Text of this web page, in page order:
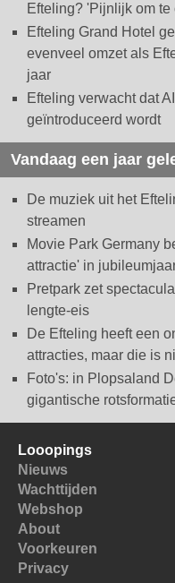
Efteling? 'Pijnlijk om te
Efteling Grand Hotel
evenveel omzet als
jaar
Efteling verwacht dat
geïntroduceerd wordt
Vandaag een jaar
De muziek uit het
streamen
Movie Park Germany
attractie' in
Pretpark zet
lengte-eis
De Efteling heeft een
attracties, maar die is
Foto's: in Plopsaland
gigantische
Looopings
Nieuws
Wachttijden
Webshop
About
Voorkeuren
Privacy